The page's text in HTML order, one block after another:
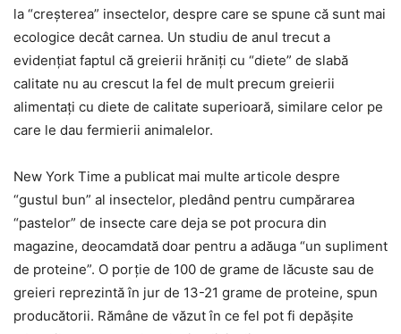
la “creşterea” insectelor, despre care se spune că sunt mai
ecologice decât carnea. Un studiu de anul trecut a
evidenţiat faptul că greierii hrăniţi cu “diete” de slabă
calitate nu au crescut la fel de mult precum greierii
alimentaţi cu diete de calitate superioară, similare celor pe
care le dau fermierii animalelor.
New York Time a publicat mai multe articole despre
“gustul bun” al insectelor, pledând pentru cumpărarea
“pastelor” de insecte care deja se pot procura din
magazine, deocamdată doar pentru a adăuga “un supliment
de proteine”. O porţie de 100 de grame de lăcuste sau de
greieri reprezintă în jur de 13-21 grame de proteine, spun
producătorii. Rămâne de văzut în ce fel pot fi depăşite